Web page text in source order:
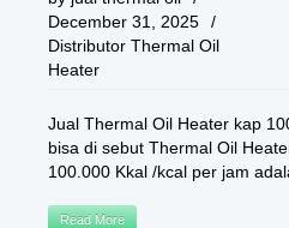
December 31, 2025
/
Distributor Thermal Oil
Heater
Jual Thermal Oil Heater kap
bisa di sebut Thermal Oil
100.000 Kkal /kcal per jam
Read More